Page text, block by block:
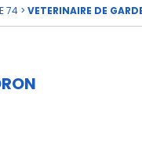
74 > VETERINAIRE DE